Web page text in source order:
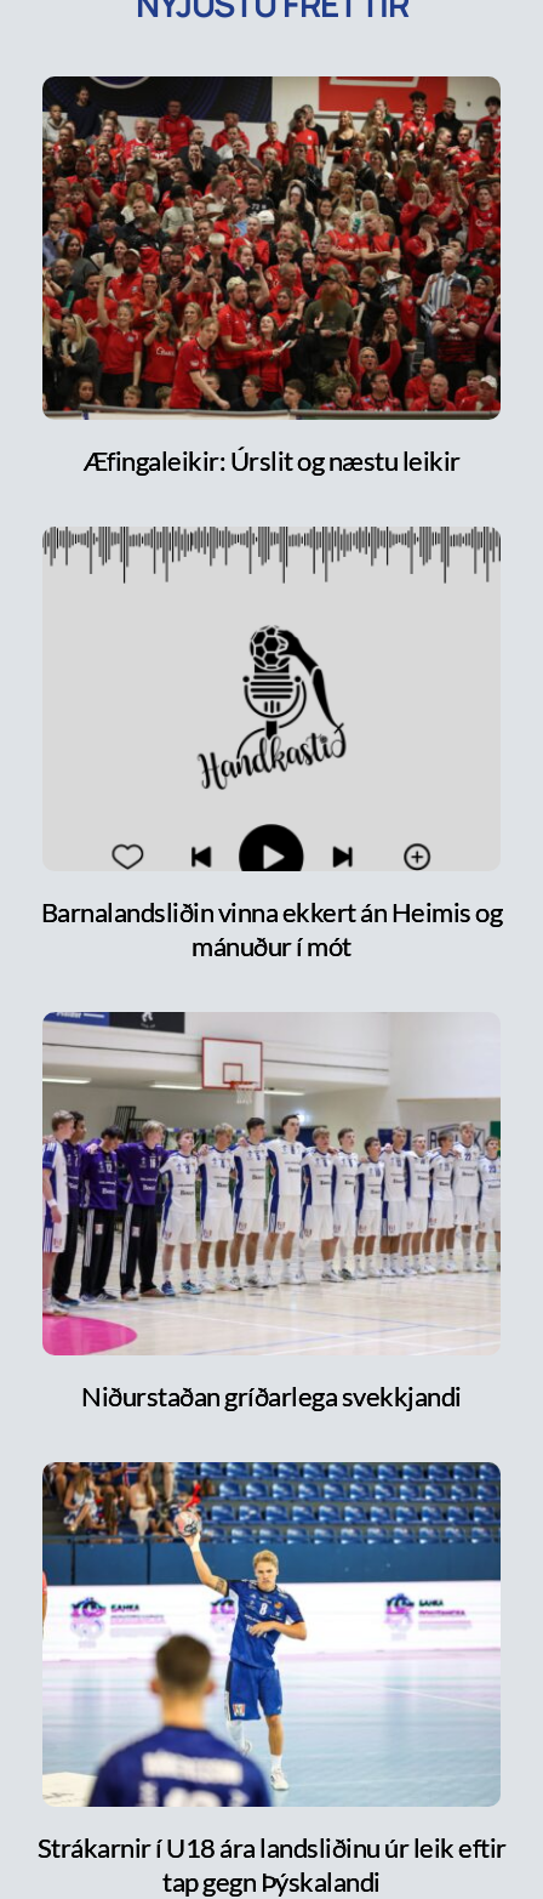
Æfingaleikir: Úrslit og næstu leikir
Barnalandsliðin vinna ekkert án Heimis og
mánuður í mót
Niðurstaðan gríðarlega svekkjandi
Strákarnir í U18 ára landsliðinu úr leik eftir
tap gegn Þýskalandi